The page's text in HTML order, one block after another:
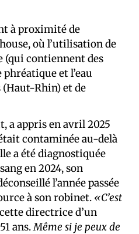
à proximité de
où l’utilisation de
(qui contiennent des
phréatique et l’eau
Rhin) et de
a appris en avril 2025
contaminée au-delà
a été diagnostiquée
en 2024, son
l’année passée
à son robinet. «C’est
directrice d’un
ans.Même si je peux de